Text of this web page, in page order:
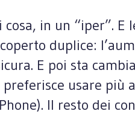
in un “iper”.
duplice:
E poi sta
usare più
Il resto dei